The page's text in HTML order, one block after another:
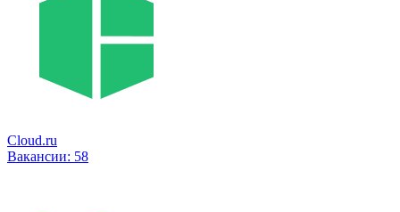
Cloud.ru
Вакансии: 58